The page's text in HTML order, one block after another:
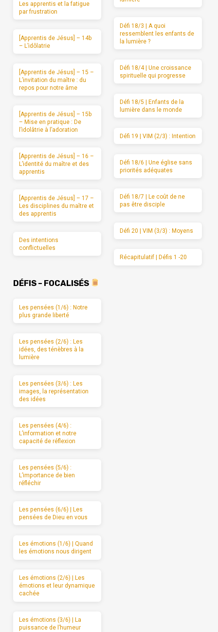
Les apprentis et la fatigue
par frustration
[Apprentis de Jésus] – 14b
– L’idôlatrie
[Apprentis de Jésus] – 15 –
L’invitation du maître : du
repos pour notre âme
[Apprentis de Jésus] – 15b
– Mise en pratique : De
l’idolâtrie à l’adoration
[Apprentis de Jésus] – 16 –
L’identité du maître et des
apprentis
[Apprentis de Jésus] – 17 –
Les disciplines du maître et
des apprentis
Des intentions
conflictuelles
Défi 18/3 | A quoi
ressemblent les enfants de
la lumière ?
Défi 18/4 | Une croissance
spirituelle qui progresse
Défi 18/5 | Enfants de la
lumière dans le monde
Défi 19 | VIM (2/3) : Intention
Défi 18/6 | Une église sans
priorités adéquates
Défi 18/7 | Le coût de ne
pas être disciple
Défi 20 | VIM (3/3) : Moyens
Récapitulatif | Défis 1 -20
DÉFIS – FOCALISÉS
Les pensées (1/6) : Notre
plus grande liberté
Les pensées (2/6) : Les
idées, des ténèbres à la
lumière
Les pensées (3/6) : Les
images, la représentation
des idées
Les pensées (4/6) :
L’information et notre
capacité de réflexion
Les pensées (5/6) :
L’importance de bien
réfléchir
Les pensées (6/6) | Les
pensées de Dieu en vous
Les émotions (1/6) | Quand
les émotions nous dirigent
Les émotions (2/6) | Les
émotions et leur dynamique
cachée
Les émotions (3/6) | La
puissance de l’humeur